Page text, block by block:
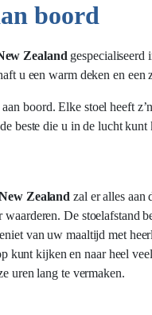
boord
Zealand gespecialiseerd
u een warm deken en een
boord. Elke stoel heeft
beste die u in de lucht
Zealand zal er alles aan
De stoelafstand
van uw maaltijd met
kunt kijken en naar heel
uren lang te vermaken.